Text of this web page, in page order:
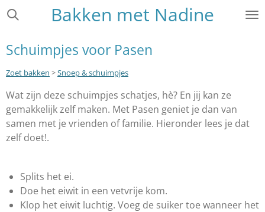
Ga
de
hoofdinhoud
Bakken met Nadine
Schuimpjes voor Pasen
Zoet bakken >Snoep & schuimpjes
Wat zijn deze schuimpjes schatjes, hè? En jij kan ze
gemakkelijk zelf maken. Met Pasen geniet je dan van
samen met je vrienden of familie. Hieronder lees je dat
zelf doet!.
Splits het ei.
Doe het eiwit in een vetvrije kom.
Klop het eiwit luchtig. Voeg de suiker toe wanneer het